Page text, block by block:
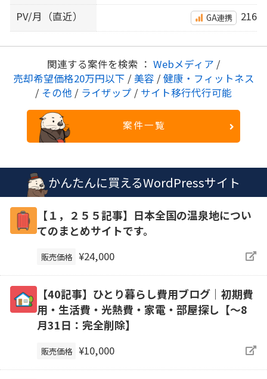
PV/月（直近）
GA連携 216
関連する案件を検索 ： Webメディア /
売却希望価格20万円以下 / 美容 / 健康・フィットネス
/ その他 / ライザップ / サイト移行代行可能
案件一覧
かんたんに買えるWordPressサイト
【１，２５５記事】日本全国の温泉地につい
てのまとめサイトです。
販売価格 ¥24,000
【40記事】ひとり暮らし費用ブログ｜初期費
用・生活費・光熱費・家電・部屋探し【～8
月31日：完全削除】
販売価格 ¥10,000